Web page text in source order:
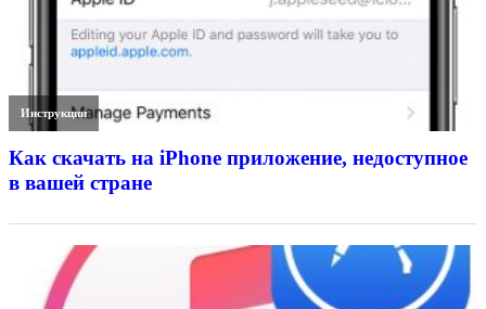
Инструкции
Как скачать на iPhone приложение, недоступное
в вашей стране